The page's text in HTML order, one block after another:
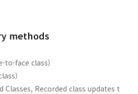
methods
to-face class)
Classes, Recorded class updates t